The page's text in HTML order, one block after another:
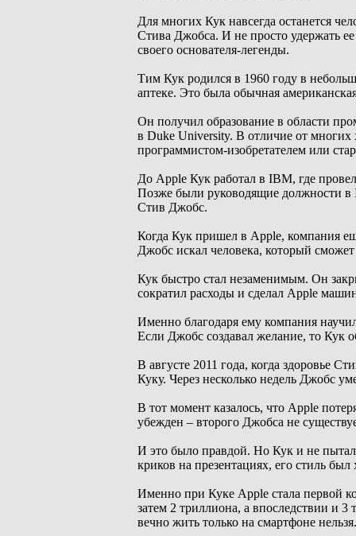
Для многих Кук навсегда останется
Стива Джобса. И не просто удержать ее
своего основателя-легенды.
Тим Кук родился в 1960 году в
аптеке. Это была обычная
Он получил образование в области
в Duke University. В отличие от
программистом-изобретателем или
До Apple Кук работал в IBM, где
Позже были руководящие должности в
Стив Джобс.
Когда Кук пришел в Apple, компания
Джобс искал человека, который
Кук быстро стал незаменимым. Он
сократил расходы и сделал Apple
Именно благодаря ему компания
Если Джобс создавал желание, то Кук
В августе 2011 года, когда здоровье
Куку. Через несколько недель Джобс
В тот момент казалось, что Apple
убежден – второго Джобса не
И это было правдой. Но Кук и не
криков на презентациях, его стиль
Именно при Куке Apple стала первой
затем 2 триллиона, а впоследствии и
вечно жить только на смартфоне